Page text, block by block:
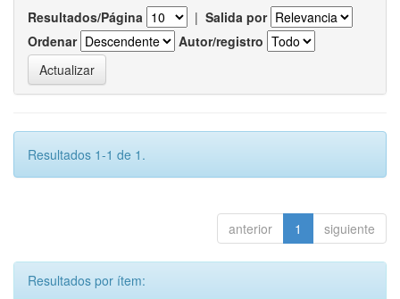
Resultados/Página | Salida por
Ordenar
Autor/registro
Resultados 1-1 de 1.
anterior 1 siguiente
Resultados por ítem: